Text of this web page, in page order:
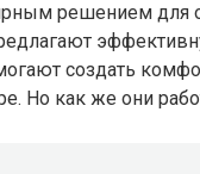
решением для
создать
Но как же они